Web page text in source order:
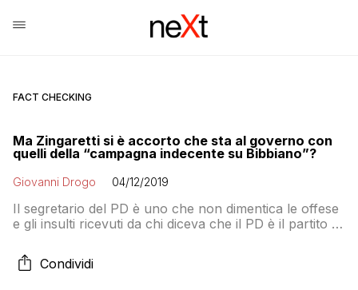
FACT CHECKING
Ma Zingaretti si è accorto che sta al governo con
quelli della “campagna indecente su Bibbiano”?
Giovanni Drogo 04/12/2019
Il segretario del PD è uno che non dimentica le offese
e gli insulti ricevuti da chi diceva che il PD è il partito di
chi era quello che parlava del PD come «il partito che
in Emilia Romagna toglieva alle famiglie i bambini con
Condividi